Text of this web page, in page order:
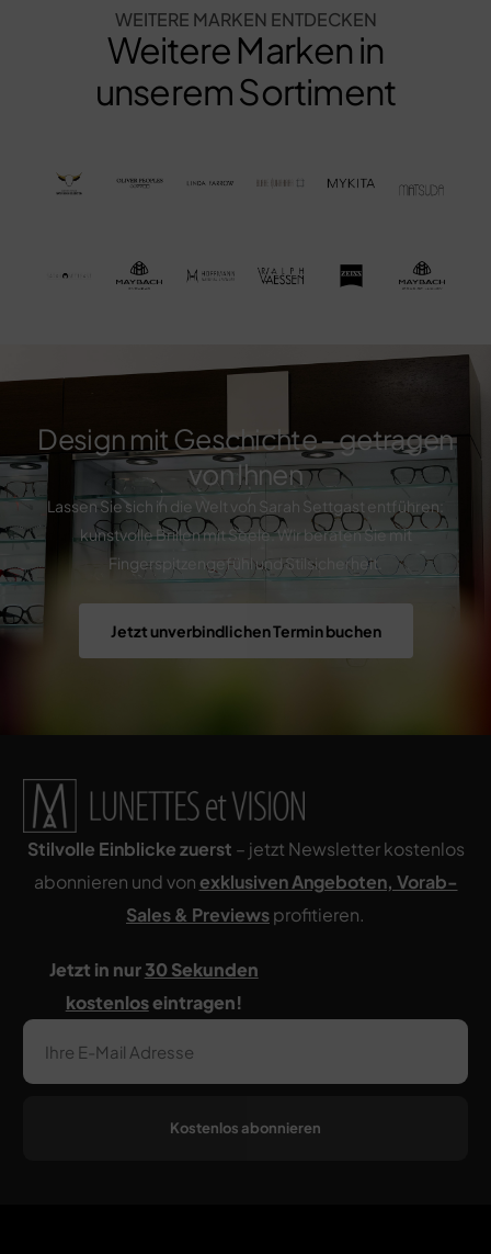
WEITERE MARKEN ENTDECKEN
Weitere Marken in
unserem Sortiment
Design mit Geschichte – getragen
von Ihnen
Lassen Sie sich in die Welt von Sarah Settgast entführen:
kunstvolle Brillen mit Seele. Wir beraten Sie mit
Fingerspitzengefühl und Stilsicherheit.
Jetzt unverbindlichen Termin buchen
Stilvolle Einblicke zuerst – jetzt Newsletter kostenlos
abonnieren und vonexklusiven Angeboten, Vorab-
Sales & Previewsprofitieren.
Jetzt in nur30 Sekunden
kostenloseintragen!
Kostenlos abonnieren